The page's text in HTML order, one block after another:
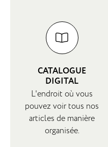
CATALOGUE
DIGITAL
L'endroit où vous
pouvez voir tous nos
articles de manière
organisée.